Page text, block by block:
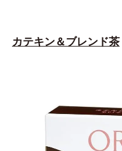
カテキン＆ブレンド茶